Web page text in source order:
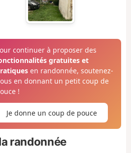
continuer à proposer des
gratuites et
en randonnée, soutenez-
en donnant un petit coup de
!
Je donne un coup de pouce
randonnée